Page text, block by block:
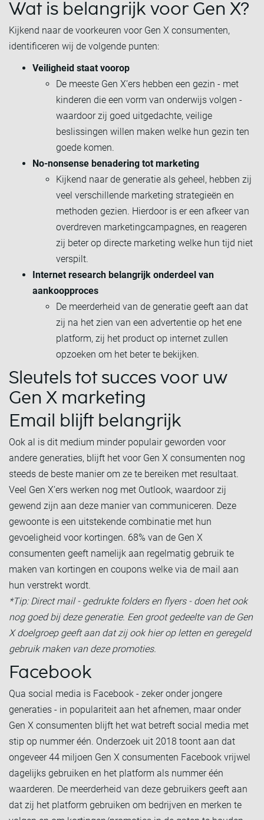
Wat is belangrijk voor Gen X?
Kijkend naar de voorkeuren voor Gen X consumenten,
identificeren wij de volgende punten:
Veiligheid staat voorop
De meeste Gen X’ers hebben een gezin - met
kinderen die een vorm van onderwijs volgen -
waardoor zij goed uitgedachte, veilige
beslissingen willen maken welke hun gezin ten
goede komen.
No-nonsense benadering tot marketing
Kijkend naar de generatie als geheel, hebben zij
veel verschillende marketing strategieën en
methoden gezien. Hierdoor is er een afkeer van
overdreven marketingcampagnes, en reageren
zij beter op directe marketing welke hun tijd niet
verspilt.
Internet research belangrijk onderdeel van
aankoopproces
De meerderheid van de generatie geeft aan dat
zij na het zien van een advertentie op het ene
platform, zij het product op internet zullen
opzoeken om het beter te bekijken.
Sleutels tot succes voor uw
Gen X marketing
Email blijft belangrijk
Ook al is dit medium minder populair geworden voor
andere generaties, blijft het voor Gen X consumenten nog
steeds de beste manier om ze te bereiken met resultaat.
Veel Gen X’ers werken nog met Outlook, waardoor zij
gewend zijn aan deze manier van communiceren. Deze
gewoonte is een uitstekende combinatie met hun
gevoeligheid voor kortingen. 68% van de Gen X
consumenten geeft namelijk aan regelmatig gebruik te
maken van kortingen en coupons welke via de mail aan
hun verstrekt wordt.
*Tip: Direct mail - gedrukte folders en flyers - doen het ook
nog goed bij deze generatie. Een groot gedeelte van de Gen
X doelgroep geeft aan dat zij ook hier op letten en geregeld
gebruik maken van deze promoties.
Facebook
Qua social media is Facebook - zeker onder jongere
generaties - in populariteit aan het afnemen, maar onder
Gen X consumenten blijft het wat betreft social media met
stip op nummer één. Onderzoek uit 2018 toont aan dat
ongeveer 44 miljoen Gen X consumenten Facebook vrijwel
dagelijks gebruiken en het platform als nummer één
waarderen. De meerderheid van deze gebruikers geeft aan
dat zij het platform gebruiken om bedrijven en merken te